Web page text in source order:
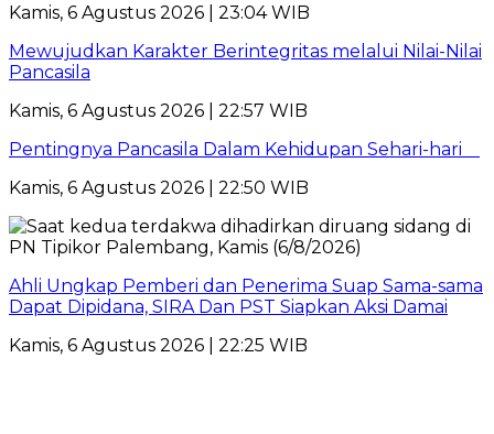
Kamis, 6 Agustus 2026 | 23:04 WIB
Mewujudkan Karakter Berintegritas melalui Nilai-Nilai
Pancasila
Kamis, 6 Agustus 2026 | 22:57 WIB
Pentingnya Pancasila Dalam Kehidupan Sehari-hari
Kamis, 6 Agustus 2026 | 22:50 WIB
Ahli Ungkap Pemberi dan Penerima Suap Sama-sama
Dapat Dipidana, SIRA Dan PST Siapkan Aksi Damai
Kamis, 6 Agustus 2026 | 22:25 WIB